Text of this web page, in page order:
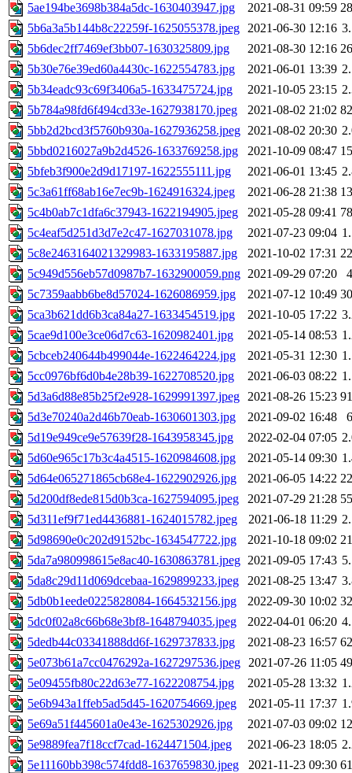
5ae194be3698b384a5dc-1630403947.jpg
2021-08-31 09:59
5b6a3a5b144b8c22259f-1625055378.jpeg 2021-06-30 12:16
5b6dec2ff7469ef3bb07-1630325809.jpg
2021-08-30 12:16
5b30e76e39ed60a4430c-1622554783.jpg
2021-06-01 13:39
5b34eadc93c69f3406a5-1633475724.jpg
2021-10-05 23:15
5b784a98fd6f494cd33e-1627938170.jpeg
2021-08-02 21:02
5bb2d2bcd3f5760b930a-1627936258.jpeg 2021-08-02 20:30
5bbd0216027a9b2d4526-1633769258.jpg
2021-10-09 08:47
5bfeb3f900e2d9d17197-1622555111.jpg
2021-06-01 13:45
5c3a61ff68ab16e7ec9b-1624916324.jpeg
2021-06-28 21:38
5c4b0ab7c1dfa6c37943-1622194905.jpeg
2021-05-28 09:41
5c4eaf5d251d3d7e2c47-1627031078.jpg
2021-07-23 09:04
5c8e2463164021329983-1633195887.jpg
2021-10-02 17:31
5c949d556eb57d0987b7-1632900059.png 2021-09-29 07:20
5c7359aabb6be8d57024-1626086959.jpg
2021-07-12 10:49
5ca3b621dd6b3ca84a27-1633454519.jpg
2021-10-05 17:22
5cae9d100e3ce06d7c63-1620982401.jpg
2021-05-14 08:53
5cbceb240644b499044e-1622464224.jpg
2021-05-31 12:30
5cc0976bf6d0b4e28b39-1622708520.jpg
2021-06-03 08:22
5d3a6d88e85b25f2e928-1629991397.jpeg 2021-08-26 15:23
5d3e70240a2d46b70eab-1630601303.jpg
2021-09-02 16:48
5d19e949ce9e57639f28-1643958345.jpg
2022-02-04 07:05
5d60e965c17b3c4a4515-1620984608.jpg
2021-05-14 09:30
5d64e065271865cb68e4-1622902926.jpg
2021-06-05 14:22
5d200df8ede815d0b3ca-1627594095.jpeg
2021-07-29 21:28
5d311ef9f71ed4436881-1624015782.jpeg
2021-06-18 11:29
5d98690e0c202d9152bc-1634547722.jpg
2021-10-18 09:02
5da7a980998615e8ac40-1630863781.jpeg 2021-09-05 17:43
5da8c29d11d069dcebaa-1629899233.jpeg
2021-08-25 13:47
5db0b1eede0225828084-1664532156.jpg
2022-09-30 10:02
5dc0f02a8c66b68e3bf8-1648794035.jpeg
2022-04-01 06:20
5dedb44c03341888dd6f-1629737833.jpg
2021-08-23 16:57
5e073b61a7cc0476292a-1627297536.jpeg 2021-07-26 11:05
5e09455fb80c22d63e77-1622208754.jpg
2021-05-28 13:32
5e6b943a1ffeb5ad5d45-1620754669.jpeg
2021-05-11 17:37
5e69a51f445601a0e43e-1625302926.jpg
2021-07-03 09:02
5e9889fea7f18ccf7cad-1624471504.jpeg
2021-06-23 18:05
5e11160bb398c574fdd8-1637659830.jpeg
2021-11-23 09:30